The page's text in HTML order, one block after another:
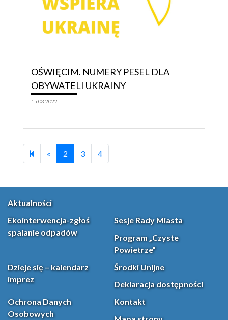
OŚWIĘCIM. NUMERY PESEL DLA
OBYWATELI UKRAINY
15.03.2022
« Previous page
2 3 4
Aktualności
Ekointerwencja-zgłoś
spalanie odpadów
Sesje Rady Miasta
Program „Czyste
Powietrze”
Dzieje się – kalendarz
imprez
Środki Unijne
Deklaracja dostępności
Ochrona Danych
Osobowych
Kontakt